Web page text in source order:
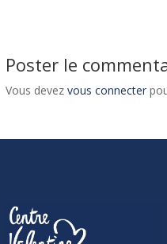
Poster le
Vous devezvous connecter